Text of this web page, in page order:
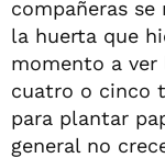
compañeras
la huerta que
momento a ver
cuatro o cinco
para plantar
general no